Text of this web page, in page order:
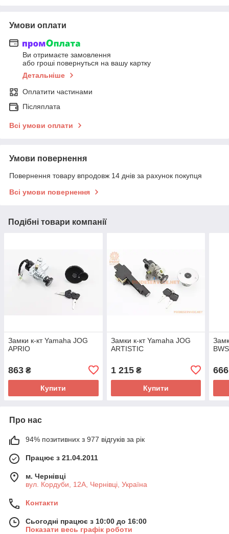
Умови оплати
Ви отримаєте замовлення
або гроші повернуться на вашу картку
Детальніше
Оплатити частинами
Післяплата
Всі умови оплати
Умови повернення
Повернення товару впродовж 14 днів за рахунок покупця
Всі умови повернення
Подібні товари компанії
Замки к-кт Yamaha JOG
APRIO
863 ₴
Купити
Замки к-кт Yamaha JOG
ARTISTIC
1 215₴
Купити
BWS
666
Про нас
94% позитивних з 977 відгуків за рік
Працює з 21.04.2011
м. Чернівці
вул. Кордуби, 12А, Чернівці, Україна
Контакти
Сьогодні працює з 10:00 до 16:00
Показати весь графік роботи